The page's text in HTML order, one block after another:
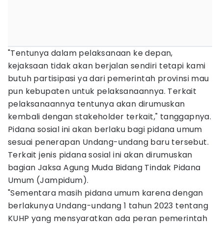
"Tentunya dalam pelaksanaan ke depan,
kejaksaan tidak akan berjalan sendiri tetapi kami
butuh partisipasi ya dari pemerintah provinsi mau
pun kebupaten untuk pelaksanaannya. Terkait
pelaksanaannya tentunya akan dirumuskan
kembali dengan stakeholder terkait," tanggapnya.
Pidana sosial ini akan berlaku bagi pidana umum
sesuai penerapan Undang-undang baru tersebut.
Terkait jenis pidana sosial ini akan dirumuskan
bagian Jaksa Agung Muda Bidang Tindak Pidana
Umum (Jampidum).
"Sementara masih pidana umum karena dengan
berlakunya Undang-undang 1 tahun 2023 tentang
KUHP yang mensyaratkan ada peran pemerintah